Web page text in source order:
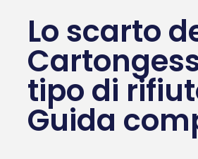
Lo scarto
tipo di
Guida